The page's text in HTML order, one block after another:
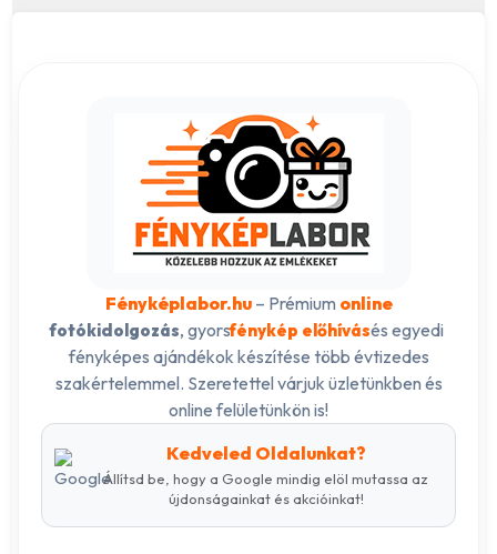
Fényképlabor.hu– Prémium online
fotókidolgozás, gyorsfénykép előhívásés egyedi
fényképes ajándékok készítése több évtizedes
szakértelemmel. Szeretettel várjuk üzletünkben és
online felületünkön is!
Kedveled Oldalunkat?
Állítsd be, hogy a Google mindig elöl mutassa az
újdonságainkat és akcióinkat!